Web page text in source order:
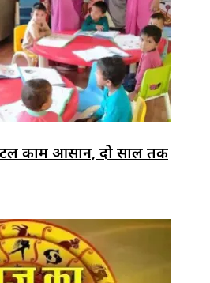
काम आसान, दो साल तक